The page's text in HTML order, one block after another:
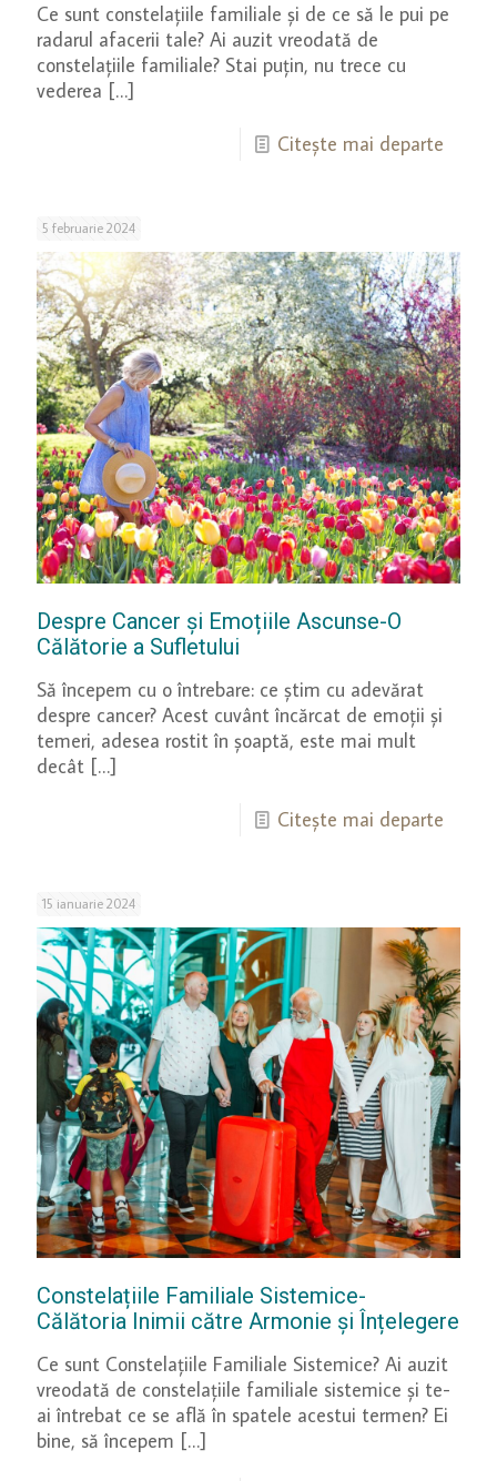
Ce sunt constelațiile familiale și de ce să le pui pe
radarul afacerii tale? Ai auzit vreodată de
constelațiile familiale? Stai puțin, nu trece cu
vederea […]
Citește mai departe
5 februarie 2024
Despre Cancer și Emoțiile Ascunse-O
Călătorie a Sufletului
Să începem cu o întrebare: ce știm cu adevărat
despre cancer? Acest cuvânt încărcat de emoții și
temeri, adesea rostit în șoaptă, este mai mult
decât […]
Citește mai departe
15 ianuarie 2024
Constelațiile Familiale Sistemice-
Călătoria Inimii către Armonie și Înțelegere
Ce sunt Constelațiile Familiale Sistemice? Ai auzit
vreodată de constelațiile familiale sistemice și te-
ai întrebat ce se află în spatele acestui termen? Ei
bine, să începem […]